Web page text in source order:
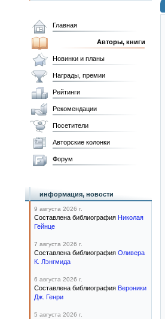
Главная
Авторы, книги
Новинки и планы
Награды, премии
Рейтинги
Рекомендации
Посетители
Авторские колонки
Форум
информация, новости
9 августа 2026 г.
Составлена библиография Николая
Гейнце
7 августа 2026 г.
Составлена библиография Оливера
К. Лэнгмида
6 августа 2026 г.
Составлена библиография Вероники
Дж. Генри
5 августа 2026 г.